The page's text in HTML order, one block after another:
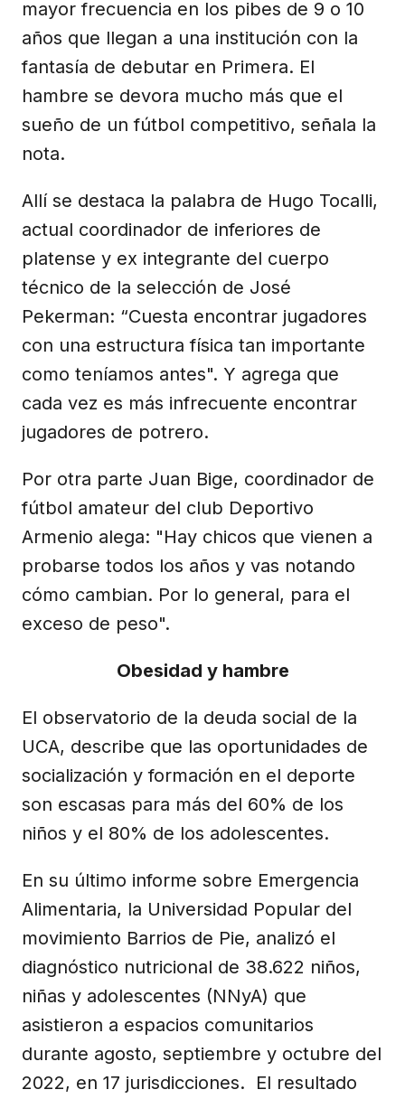
mayor frecuencia en los pibes de 9 o 10
años que llegan a una institución con la
fantasía de debutar en Primera. El
hambre se devora mucho más que el
sueño de un fútbol competitivo, señala la
nota.
Allí se destaca la palabra de Hugo Tocalli,
actual coordinador de inferiores de
platense y ex integrante del cuerpo
técnico de la selección de José
Pekerman: “Cuesta encontrar jugadores
con una estructura física tan importante
como teníamos antes". Y agrega que
cada vez es más infrecuente encontrar
jugadores de potrero.
Por otra parte Juan Bige, coordinador de
fútbol amateur del club Deportivo
Armenio alega: "Hay chicos que vienen a
probarse todos los años y vas notando
cómo cambian. Por lo general, para el
exceso de peso".
Obesidad y hambre
El observatorio de la deuda social de la
UCA, describe que las oportunidades de
socialización y formación en el deporte
son escasas para más del 60% de los
niños y el 80% de los adolescentes.
En su último informe sobre Emergencia
Alimentaria, la Universidad Popular del
movimiento Barrios de Pie, analizó el
diagnóstico nutricional de 38.622 niños,
niñas y adolescentes (NNyA) que
asistieron a espacios comunitarios
durante agosto, septiembre y octubre del
2022, en 17 jurisdicciones. El resultado